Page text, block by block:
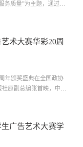
务质量”为主题，通过面
读者为中心”服务理念的
者心声，推动服务持续
术大赛华彩20周
年颁奖盛典在全国政协
原副总编张首映，中国
平教授，全国大学生
副教授，新闻与新媒体
广告艺术大赛学